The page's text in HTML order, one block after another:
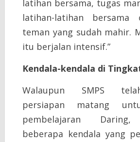
latihan bersama, tugas
latihan-latihan bersama
teman yang sudah mahir.
itu berjalan intensif.”
Kendala-kendala di
Walaupun SMPS
persiapan matang
pembelajaran
beberapa kendala yang